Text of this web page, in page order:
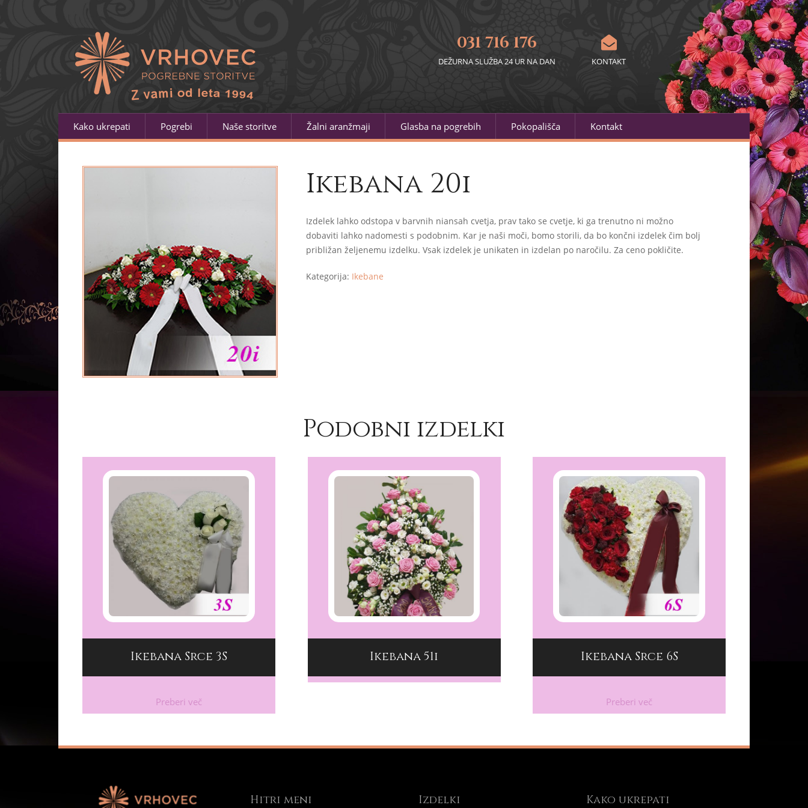
031 716 176
DEŽURNA SLUŽBA 24 UR NA DAN KONTAKT
Kako ukrepati Pogrebi Naše storitve Žalni aranžmaji Glasba na pogrebih Pokopališča Kontakt
Ikebana 20i
Izdelek lahko odstopa v barvnih niansah cvetja, prav tako se cvetje, ki ga trenutno ni možno
dobaviti lahko nadomesti s podobnim. Kar je naši moči, bomo storili, da bo končni izdelek čim bolj
približan željenemu izdelku. Vsak izdelek je unikaten in izdelan po naročilu. Za ceno pokličite.
Kategorija: Ikebane
Podobni izdelki
Ikebana Srce 3S
Preberi več
Ikebana 51i Ikebana Srce 6S
Preberi več
Hitri meni Izdelki Kako ukrepati